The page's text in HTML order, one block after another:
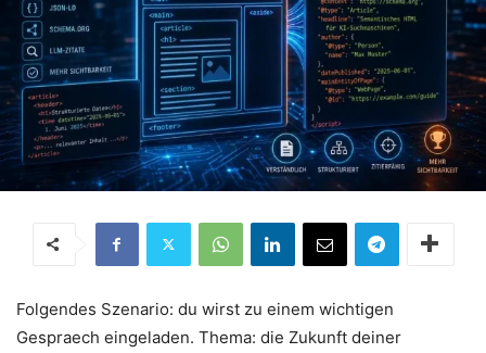
Folgendes Szenario: du wirst zu einem wichtigen
Gespraech eingeladen. Thema: die Zukunft deiner